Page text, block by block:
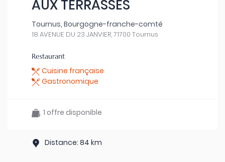
AUX TERRASSES
Tournus, Bourgogne-franche-comté
18 AVENUE DU 23 JANVIER, 71700 Tournus
Restaurant
Cuisine française
Gastronomique
1 offre disponible
Distance: 84 km